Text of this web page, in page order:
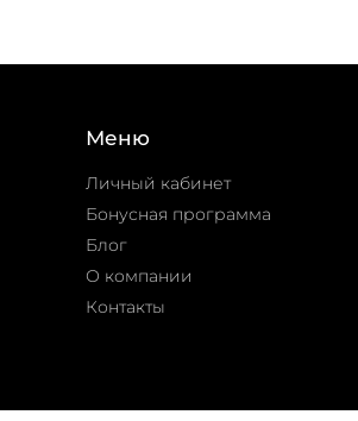
Меню
Личный кабинет
Бонусная программа
Блог
О компании
Контакты